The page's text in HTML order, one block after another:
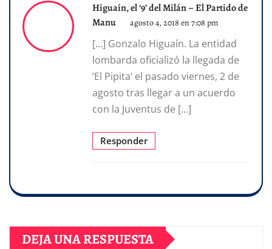
Higuaín, el ‘9’ del Milán – El Partido de
Manu
agosto 4, 2018 en 7:08 pm
[…] Gonzalo Higuaín. La entidad
lombarda oficializó la llegada de
‘El Pipita’ el pasado viernes, 2 de
agosto tras llegar a un acuerdo
con la Juventus de […]
Responder
DEJA UNA RESPUESTA